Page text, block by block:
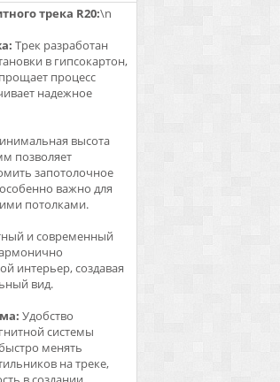
трека R20:\n
Трек разработан
в гипсокартон,
процесс
надежное
высота
позволяет
запотолочное
важно для
потолками.
и современный
интерьер, создавая
вид.
Удобство
системы
менять
на треке,